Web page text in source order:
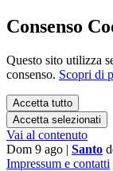
Consenso
Questo sito utilizza
consenso. Scopri di
Accetta tutto
Accetta selezionati
Vai al contenuto
Dom 9 ago | Santo
Impressum e contatti